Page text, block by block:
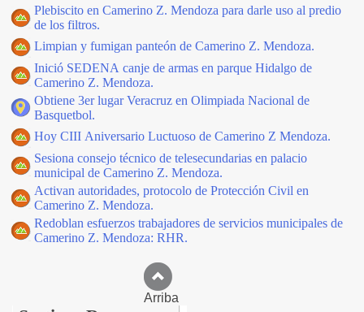
Plebiscito en Camerino Z. Mendoza para darle uso al predio
de los filtros.
Limpian y fumigan panteón de Camerino Z. Mendoza.
Inició SEDENA canje de armas en parque Hidalgo de
Camerino Z. Mendoza.
Obtiene 3er lugar Veracruz en Olimpiada Nacional de
Basquetbol.
Hoy CIII Aniversario Luctuoso de Camerino Z Mendoza.
Sesiona consejo técnico de telesecundarias en palacio
municipal de Camerino Z. Mendoza.
Activan autoridades, protocolo de Protección Civil en
Camerino Z. Mendoza.
Redoblan esfuerzos trabajadores de servicios municipales de
Camerino Z. Mendoza: RHR.
Arriba